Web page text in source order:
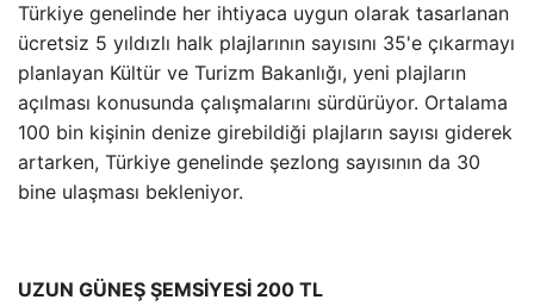
Türkiye genelinde her ihtiyaca uygun olarak tasarlanan
ücretsiz 5 yıldızlı halk plajlarının sayısını 35'e çıkarmayı
planlayan Kültür ve Turizm Bakanlığı, yeni plajların
açılması konusunda çalışmalarını sürdürüyor. Ortalama
100 bin kişinin denize girebildiği plajların sayısı giderek
artarken, Türkiye genelinde şezlong sayısının da 30
bine ulaşması bekleniyor.
UZUN GÜNEŞ ŞEMSİYESİ 200 TL